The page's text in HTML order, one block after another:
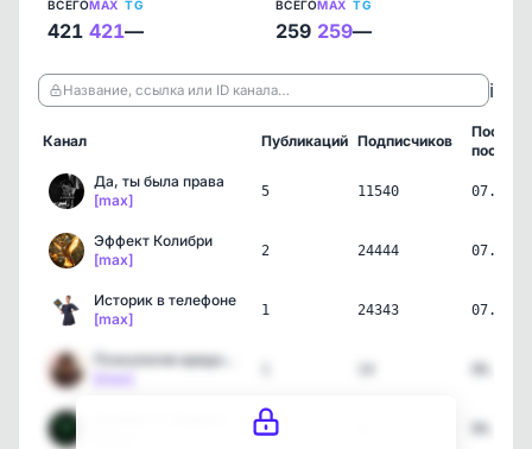
ВСЕГО
421
MAX
421
TG
—
ВСЕГО
259
MAX
259
TG
—
Название, ссылка или ID канала… ℹ️
Канал Публикаций Подписчиков
пост
Да, ты была права
[max]
5 11540
Эффект Колибри
[max]
2 24444
Историк в телефоне
[max]
1 24343
1